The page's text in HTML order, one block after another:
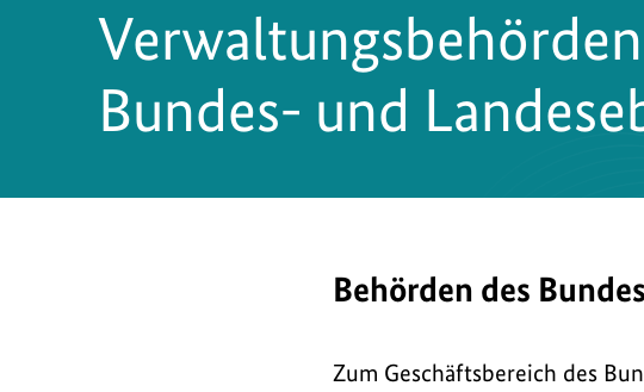
nukleare
Sicherheit
Bundes- und
Behörden des
Zum Geschäftsbereich des